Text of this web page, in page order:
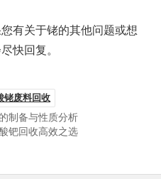
有关于铑的其他问题或想
快回复。
铑废料回收
制备与性质分析
钯回收高效之选